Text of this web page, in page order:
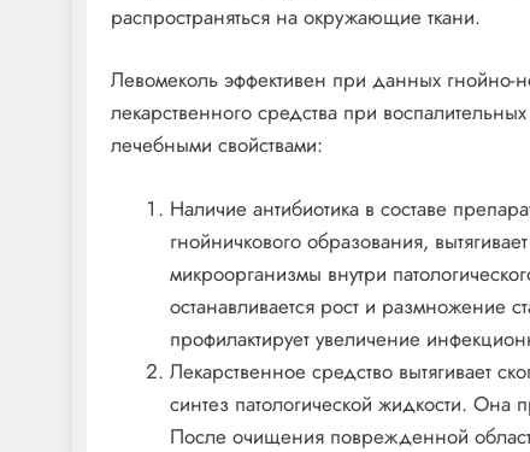
распространяться на окружающие ткани.
Левомеколь эффективен при данных гнойно-
лекарственного средства при
лечебными свойствами:
Наличие антибиотика в составе
гнойничкового образования,
микроорганизмы внутри
останавливается рост и размножение
профилактирует увеличение
Лекарственное средство вытягивает
синтез патологической жидкости. Она
После очищения поврежденной